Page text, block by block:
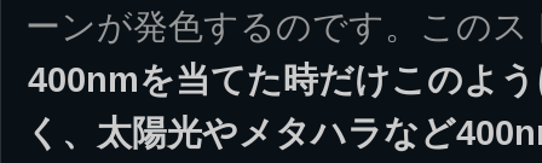
ーンが発色するのです。この
400nmを当てた時だけこのよ
く、太陽光やメタハラなど